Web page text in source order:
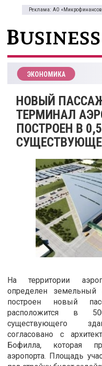
Реклама: АО
ЭКОНОМИКА
НОВЫЙ
ТЕРМИНАЛ
ПОСТРОЕН В
На территории
определен земельный
построен новый
расположится в
существующего
согласовано с
Бофилла, которая
аэропорта. Площадь